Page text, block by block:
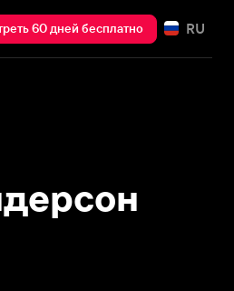
60 дней бесплатно RU